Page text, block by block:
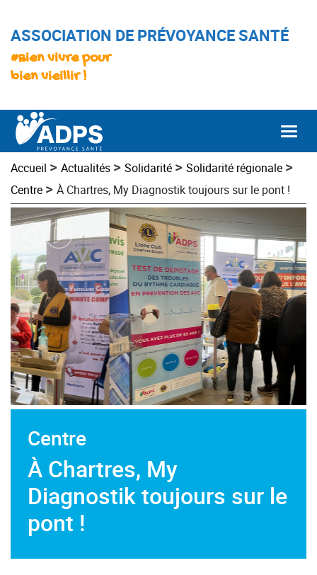
ASSOCIATION DE PRÉVOYANCE SANTÉ
#Bien vivre pour
bien vieillir !
Accueil > Actualités > Solidarité > Solidarité régionale >
Centre > À Chartres, My Diagnostik toujours sur le pont !
Centre
À Chartres, My
Diagnostik toujours sur le
pont !